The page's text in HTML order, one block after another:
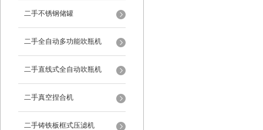
二手不锈钢储罐
二手全自动多功能吹瓶机
二手直线式全自动吹瓶机
二手真空捏合机
二手铸铁板框式压滤机